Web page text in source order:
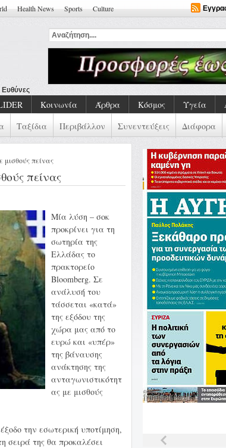
Health News Sports Culture
Κοινωνία Άρθρα Κόσμος Υγεία
Ταξίδια Περιβάλλον Συνεντεύξεις Διάφορα
πείνας
πείνας
Μία λύση – σοκ
προκρίνει για τη
σωτηρία της
Ελλάδας το
πρακτορείο
Bloomberg. Σε
ανάλυσή του
τάσσεται «κατά»
της εξόδου της
χώρα μας από το
ευρώ και «υπέρ»
της βάναυσης
ανάκτησης της
ανταγωνιστικότητ
ας με μισθούς
την εσωτερική υποτίμηση,
σειρά της θα προκαλέσει